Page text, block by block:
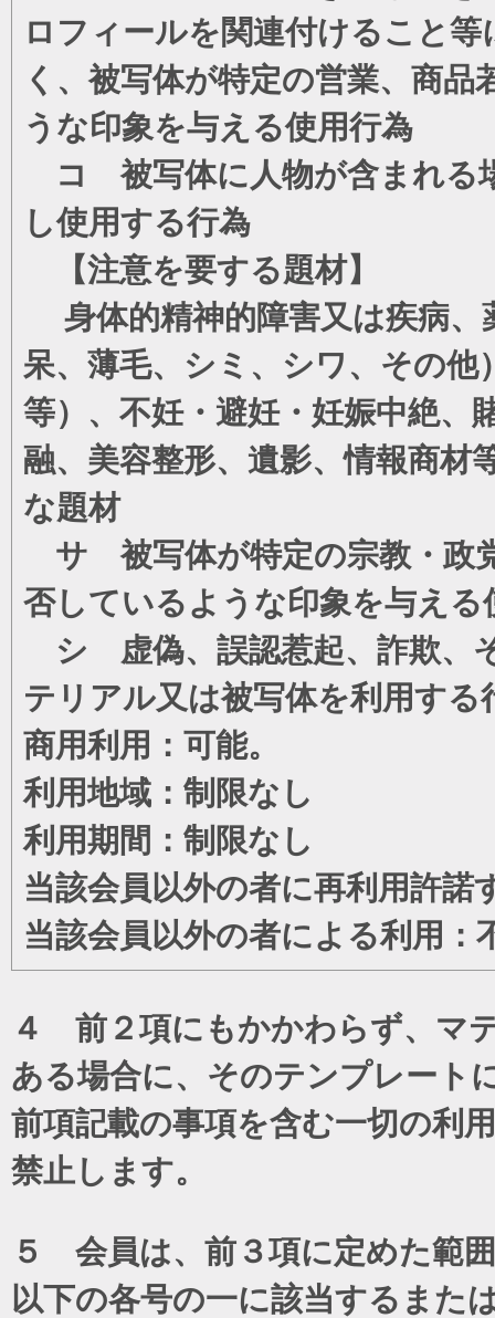
ロフィールを関連付けること
く、被写体が特定の営業、商
うな印象を与える使用行為
コ 被写体に人物が含まれる
し使用する行為
【注意を要する題材】
身体的精神的障害又は疾病、
呆、薄毛、シミ、シワ、その他
等）、不妊・避妊・妊娠中絶、
融、美容整形、遺影、情報商材
な題材
サ 被写体が特定の宗教・政
否しているような印象を与える
シ 虚偽、誤認惹起、詐欺、
テリアル又は被写体を利用する
商用利用：可能。
利用地域：制限なし
利用期間：制限なし
当該会員以外の者に再利用許諾
当該会員以外の者による利用：
４ 前２項にもかかわらず、マ
ある場合に、そのテンプレート
前項記載の事項を含む一切の利
禁止します。
５ 会員は、前３項に定めた範
以下の各号の一に該当するまた